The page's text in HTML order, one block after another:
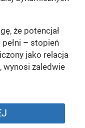
że potencjał
– stopień
jako relacja
wynosi zaledwie